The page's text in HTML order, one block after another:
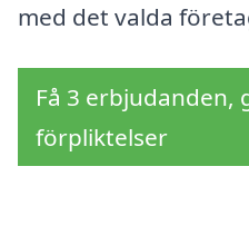
med det valda
Få 3 erbjudanden,
förpliktelser